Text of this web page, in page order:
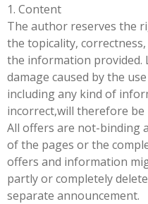
1. Content
The author reserves the
the topicality,
the information provided.
damage caused by the
including any kind of
incorrect,will therefore be
All offers are not-binding
of the pages or the
offers and information
partly or completely
separate announcement.